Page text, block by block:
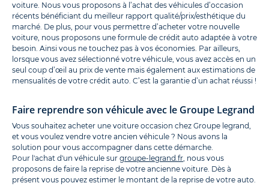
voiture. Nous vous proposons à l’achat des véhicules d’occasion
récents bénéficiant du meilleur rapport qualité/prix/esthétique du
marché. De plus, pour vous permettre d’acheter votre nouvelle
voiture, nous proposons une formule de crédit auto adaptée à votre
besoin. Ainsi vous ne touchez pas à vos économies. Par ailleurs,
lorsque vous avez sélectionné votre véhicule, vous avez accès en un
seul coup d’œil au prix de vente mais également aux estimations de
mensualités de votre crédit auto. C’est la garantie d’un achat réussi !
Faire reprendre son véhicule avec le Groupe Legrand
Vous souhaitez acheter une voiture occasion chez Groupe legrand,
et vous voulez vendre votre ancien véhicule ? Nous avons la
solution pour vous accompagner dans cette démarche.
Pour l'achat d'un véhicule sur groupe-legrand.fr, nous vous
proposons de faire la reprise de votre ancienne voiture. Dès à
présent vous pouvez estimer le montant de la reprise de votre auto.